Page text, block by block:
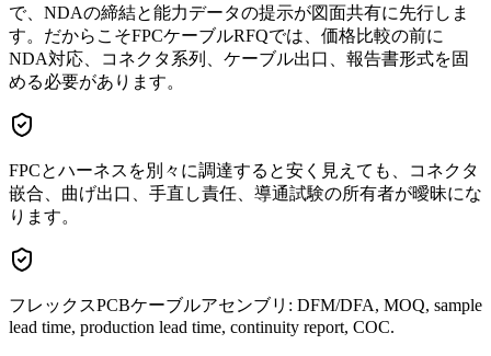
で、NDAの締結と能力データの提示が図面共有に先行しま
す。だからこそFPCケーブルRFQでは、価格比較の前に
NDA対応、コネクタ系列、ケーブル出口、報告書形式を固
める必要があります。
FPCとハーネスを別々に調達すると安く見えても、コネクタ
嵌合、曲げ出口、手直し責任、導通試験の所有者が曖昧にな
ります。
フレックスPCBケーブルアセンブリ: DFM/DFA, MOQ, sample
lead time, production lead time, continuity report, COC.